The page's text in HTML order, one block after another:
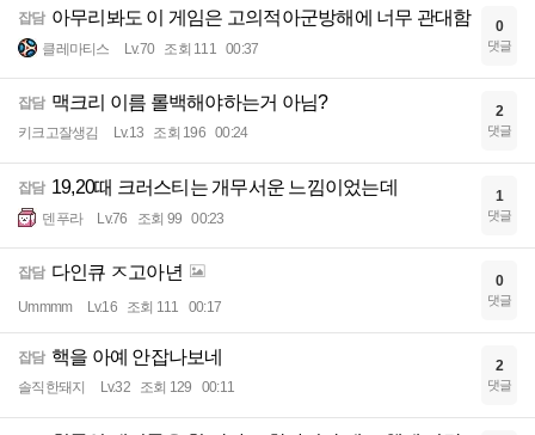
잡담 아무리봐도 이 게임은 고의적아군방해에 너무 관대함
클레마티스 Lv.70 조회 111 00:37
0
댓글
잡담 맥크리 이름 롤백해야하는거 아님?
키크고잘생김 Lv.13 조회 196 00:24
2
댓글
잡담 19,20때 크러스티는 개무서운 느낌이었는데
덴푸라 Lv.76 조회 99 00:23
1
댓글
잡담 다인큐 ㅈ고아년
Ummmm Lv.16 조회 111 00:17
0
댓글
잡담 핵을 아예 안잡나보네
솔직한돼지 Lv.32 조회 129 00:11
2
댓글